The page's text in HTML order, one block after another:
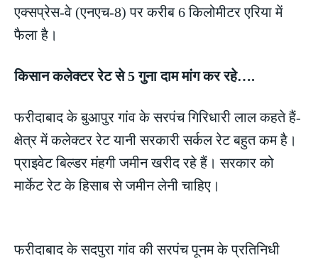
एक्सप्रेस-वे (एनएच-8) पर करीब 6 किलोमीटर एरिया में
फैला है।
किसान कलेक्टर रेट से 5 गुना दाम मांग कर रहे….
फरीदाबाद के बुआपुर गांव के सरपंच गिरिधारी लाल कहते हैं-
क्षेत्र में कलेक्टर रेट यानी सरकारी सर्कल रेट बहुत कम है।
प्राइवेट बिल्डर मंहगी जमीन खरीद रहे हैं। सरकार को
मार्केट रेट के हिसाब से जमीन लेनी चाहिए।
फरीदाबाद के सदपुरा गांव की सरपंच पूनम के प्रतिनिधी